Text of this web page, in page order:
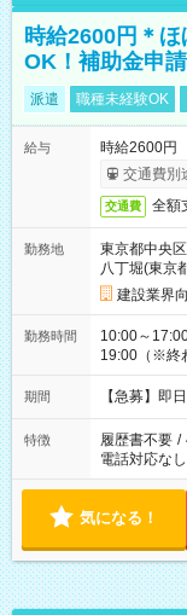
時給2600円＊
OK！補助金申
派遣 職種未経験OK
給与
時給2600円
交通費別
交通費 全額
勤務地
東京都中央区
八丁堀(東京
建設業界
勤務時間
10:00～
19:00（※終
期間 【急募】即
特徴 履歴書不要 /
電話対応なし
気になる！